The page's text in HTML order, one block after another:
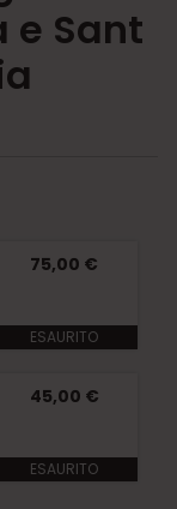
e Sant
75,00 €
ESAURITO
45,00 €
ESAURITO